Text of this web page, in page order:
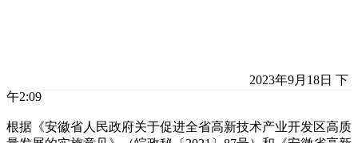
2023年9月18日 下
午2:09
根据《安徽省人民政府关于促进全省高新技术产业开发区高质